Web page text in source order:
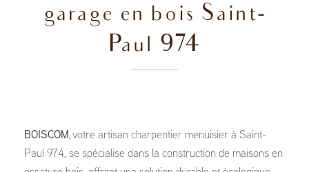
garage en bois Saint-
Paul 974
BOISCOM, votre artisan charpentier menuisier à Saint-
Paul 974, se spécialise dans la construction de maisons en